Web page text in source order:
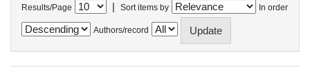
Results/Page | Sort items by In order
Authors/record